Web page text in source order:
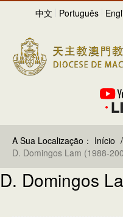
中文 Português
A Sua Localização： Início /
D. Domingos Lam (1988-
D. Domingos